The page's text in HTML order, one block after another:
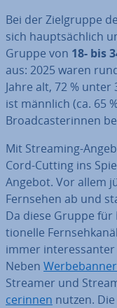
Bei der Ziel­grup­pe
sich haupt­säch­lich
Gruppe von 18- bis
aus: 2025 waren
Jahre alt, 72 %
ist männlich (ca. 65
Broad­cas­te­rin­nen
Mit Streaming-
Cord-Cutting ins
Angebot. Vor allem
Fernsehen ab und
Da diese Gruppe
tio­nel­le
immer
Neben
Streamer und
ce­rin­nen nutzen.